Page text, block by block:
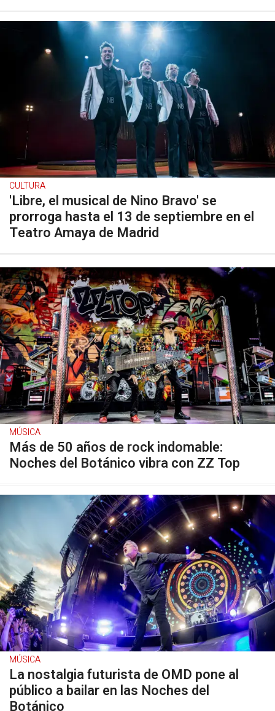
CULTURA
'Libre, el musical de Nino Bravo' se
prorroga hasta el 13 de septiembre en el
Teatro Amaya de Madrid
MÚSICA
Más de 50 años de rock indomable:
Noches del Botánico vibra con ZZ Top
MÚSICA
La nostalgia futurista de OMD pone al
público a bailar en las Noches del
Botánico